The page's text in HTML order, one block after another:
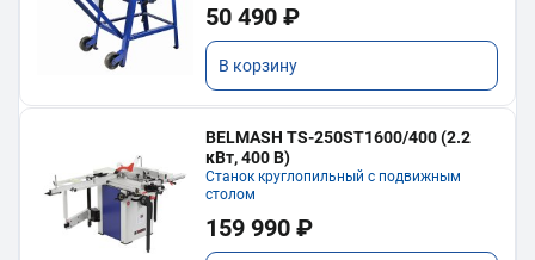
50 490 ₽
В корзину
BELMASH TS-250ST1600/400 (2.2
кВт, 400 В)
Станок круглопильный с подвижным
столом
159 990 ₽